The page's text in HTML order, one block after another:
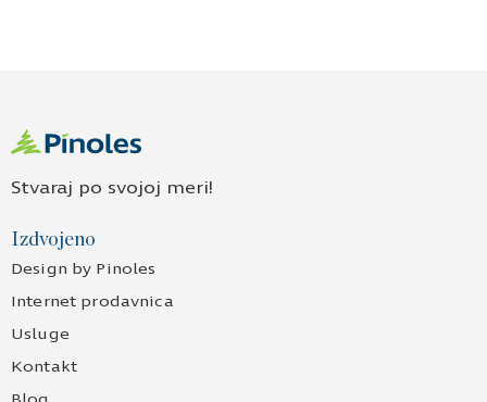
Stvaraj po svojoj meri!
Izdvojeno
Design by Pinoles
Internet prodavnica
Usluge
Kontakt